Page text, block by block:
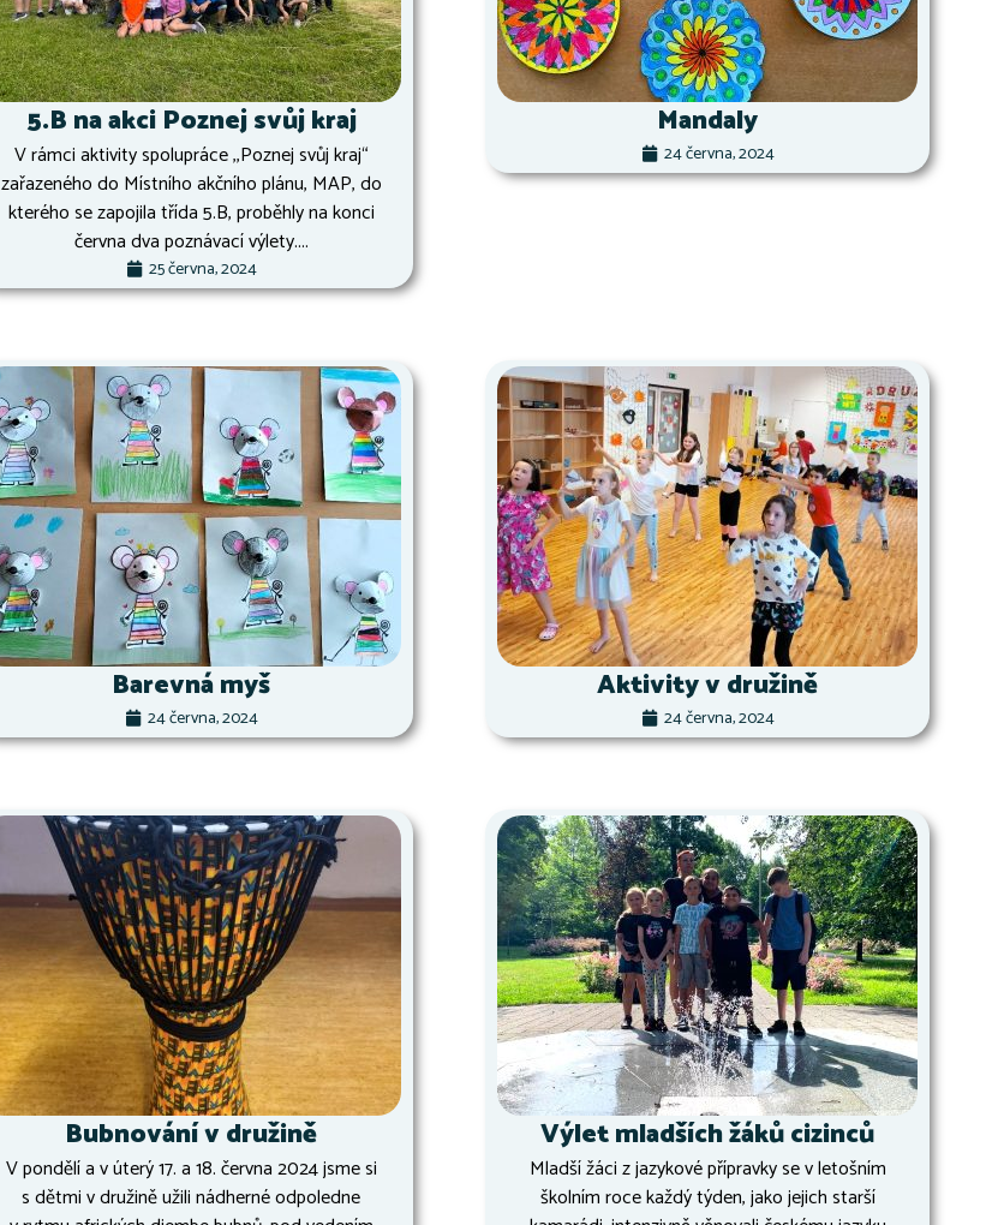
5.B na akci Poznej svůj kraj
V rámci aktivity spolupráce ,,Poznej svůj kraj“
zařazeného do Místního akčního plánu, MAP, do
kterého se zapojila třída 5.B, proběhly na konci
června dva poznávací výlety....
25 června, 2024
Mandaly
24 června, 2024
Barevná myš
24 června, 2024
Aktivity v družině
24 června, 2024
Bubnování v družině
V pondělí a v úterý 17. a 18. června 2024 jsme si
s dětmi v družině užili nádherné odpoledne
Výlet mladších žáků cizinců
Mladší žáci z jazykové přípravky se v letošním
školním roce každý týden, jako jejich starší